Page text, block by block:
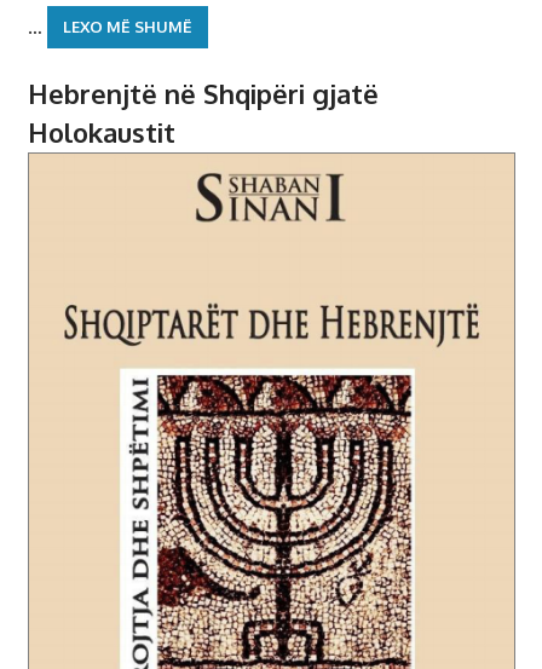
… LEXO MË SHUMË
Hebrenjtë në Shqipëri gjatë
Holokaustit